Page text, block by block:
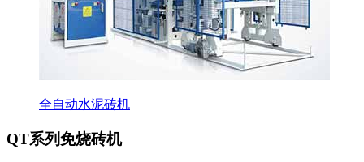
全自动水泥砖机
QT系列免烧砖机